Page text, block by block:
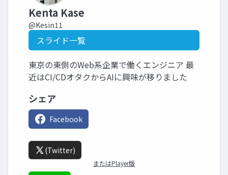
Kenta Kase
@Kesin11
スライド一覧
東京の東側のWeb系企業で働くエンジニア 最
近はCI/CDオタクからAIに興味が移りました
シェア
Facebook
(Twitter)
またはPlayer版